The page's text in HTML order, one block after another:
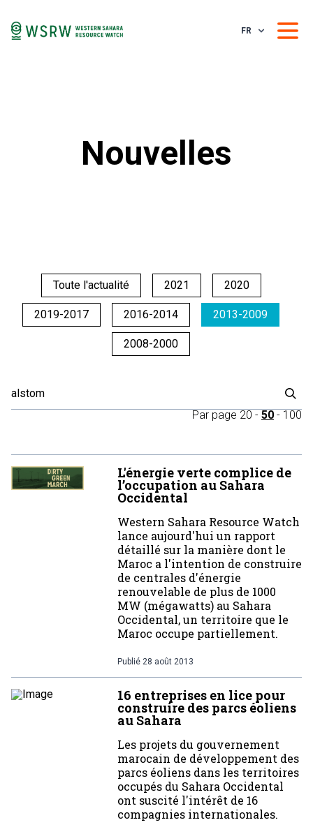
FR
Nouvelles
Toute l'actualité 2021 2020
2019-2017 2016-2014 2013-2009
2008-2000
Par page 20 - 50 - 100
L'énergie verte complice de
l’occupation au Sahara
Occidental
Western Sahara Resource Watch
lance aujourd'hui un rapport
détaillé sur la manière dont le
Maroc a l'intention de construire
de centrales d'énergie
renouvelable de plus de 1000
MW (mégawatts) au Sahara
Occidental, un territoire que le
Maroc occupe partiellement.
Publié 28 août 2013
16 entreprises en lice pour
construire des parcs éoliens
au Sahara
Les projets du gouvernement
marocain de développement des
parcs éoliens dans les territoires
occupés du Sahara Occidental
ont suscité l'intérêt de 16
compagnies internationales.